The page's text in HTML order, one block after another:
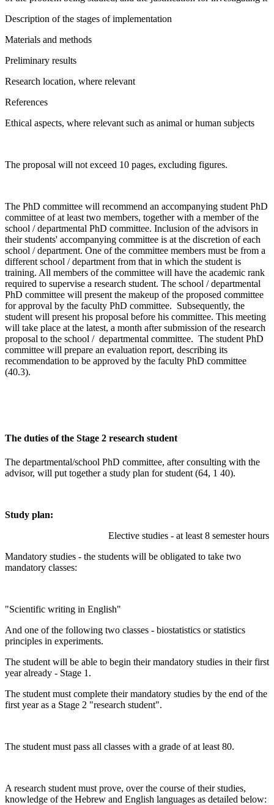
Description of the stages of implementation
Materials and methods
Preliminary results
Research location, where relevant
References
Ethical aspects, where relevant such as animal or human subjects
The proposal will not exceed 10 pages, excluding figures.
The PhD committee will recommend an accompanying student PhD
committee of at least two members, together with a member of the
school / departmental PhD committee. Inclusion of the advisors in
their students' accompanying committee is at the discretion of each
school / department. One of the committee members must be from a
different school / department from that in which the student is
training. All members of the committee will have the academic rank
required to supervise a research student. The school / departmental
PhD committee will present the makeup of the proposed committee
for approval by the faculty PhD committee. Subsequently, the
student will present his proposal before his committee. This meeting
will take place at the latest, a month after submission of the research
proposal to the school / departmental committee. The student PhD
committee will prepare an evaluation report, describing its
recommendation to be approved by the faculty PhD committee
(40.3).
The duties of the Stage 2 research student
The departmental/school PhD committee, after consulting with the
advisor, will put together a study plan for student (64, 1 40).
Study plan:
Elective studies - at least 8 semester hours
Mandatory studies - the students will be obligated to take two
mandatory classes:
"Scientific writing in English"
And one of the following two classes - biostatistics or statistics
principles in experiments.
The student will be able to begin their mandatory studies in their first
year already - Stage 1.
The student must complete their mandatory studies by the end of the
first year as a Stage 2 "research student".
The student must pass all classes with a grade of at least 80.
A research student must prove, over the course of their studies,
knowledge of the Hebrew and English languages as detailed below: